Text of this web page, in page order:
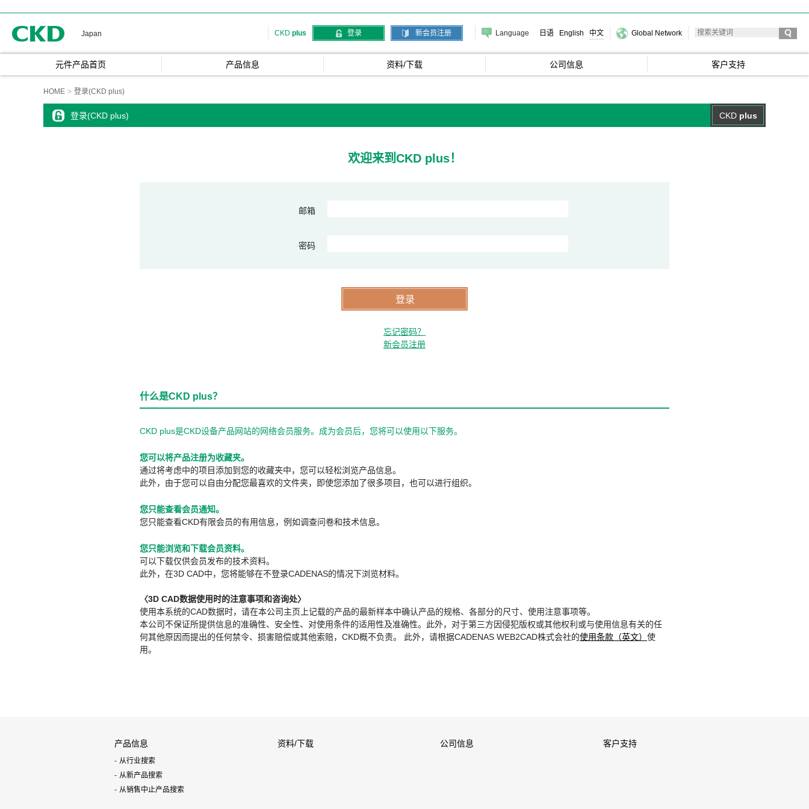
Japan CKD plus 登录 新会员注册 Language 日语 English 中文 Global Network
元件产品首页 产品信息 资料/下载 公司信息 客户支持
HOME 登录(CKD plus)
登录(CKD plus) CKD plus
欢迎来到CKD plus！
邮箱
密码
忘记密码？
新会员注册
什么是CKD plus？
CKD plus是CKD设备产品网站的网络会员服务。成为会员后，您将可以使用以下服务。
您可以将产品注册为收藏夹。
通过将考虑中的项目添加到您的收藏夹中，您可以轻松浏览产品信息。
此外，由于您可以自由分配您最喜欢的文件夹，即使您添加了很多项目，也可以进行组织。
您只能查看会员通知。
您只能查看CKD有限会员的有用信息，例如调查问卷和技术信息。
您只能浏览和下载会员资料。
可以下载仅供会员发布的技术资料。
此外，在3D CAD中，您将能够在不登录CADENAS的情况下浏览材料。
〈3D CAD数据使用时的注意事项和咨询处〉
使用本系统的CAD数据时，请在本公司主页上记载的产品的最新样本中确认产品的规格、各部分的尺寸、使用注意事项等。
本公司不保证所提供信息的准确性、安全性、对使用条件的适用性及准确性。此外，对于第三方因侵犯版权或其他权利或与使用信息有关的任
何其他原因而提出的任何禁令、损害赔偿或其他索赔，CKD概不负责。 此外，请根据CADENAS WEB2CAD株式会社的使用条款（英文） 使
用。
产品信息
从行业搜索
从新产品搜索
从销售中止产品搜索
资料/下载 公司信息 客户支持